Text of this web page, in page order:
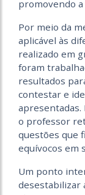
promovendo
Por meio da
aplicável às
realizado em
foram
resultados
contestar e
apresentadas.
o professor
questões que
equívocos em
Um ponto
desestabilizar